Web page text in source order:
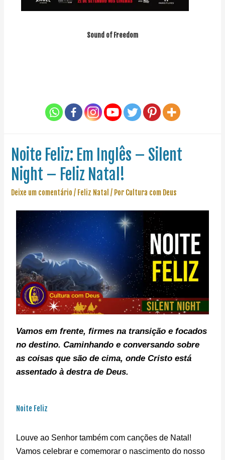
Sound of Freedom
Noite Feliz: Em Inglês – Silent
Night – Feliz Natal!
Deixe um comentário / Feliz Natal / Por Cultura com Deus
Vamos em frente, firmes na transição e focados
no destino. Caminhando e conversando sobre
as coisas que são de cima, onde Cristo está
assentado à destra de Deus.
Noite Feliz
Louve ao Senhor também com canções de Natal!
Vamos celebrar e comemorar o nascimento do nosso